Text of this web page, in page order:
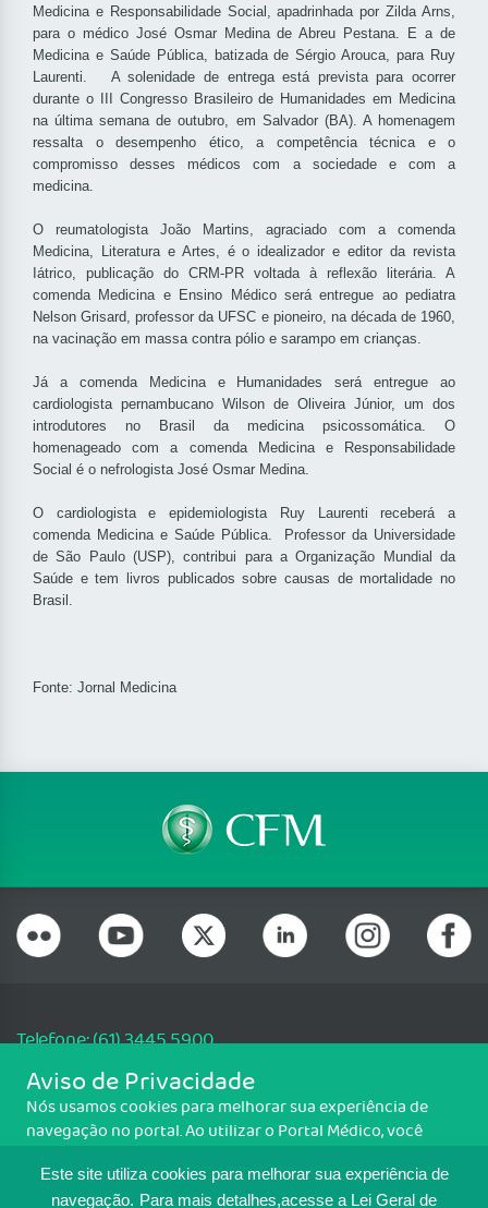
Este site utiliza cookies para melhorar sua experiência de
navegação. Para mais detalhes,acesse a Lei Geral de
Medicina e Responsabilidade Social, apadrinhada por Zilda Arns,
para o médico José Osmar Medina de Abreu Pestana. E a de
Medicina e Saúde Pública, batizada de Sérgio Arouca, para Ruy
Laurenti. A solenidade de entrega está prevista para ocorrer
durante o III Congresso Brasileiro de Humanidades em Medicina
na última semana de outubro, em Salvador (BA). A homenagem
ressalta o desempenho ético, a competência técnica e o
compromisso desses médicos com a sociedade e com a
medicina.
O reumatologista João Martins, agraciado com a comenda
Medicina, Literatura e Artes, é o idealizador e editor da revista
Iátrico, publicação do CRM-PR voltada à reflexão literária. A
comenda Medicina e Ensino Médico será entregue ao pediatra
Nelson Grisard, professor da UFSC e pioneiro, na década de 1960,
na vacinação em massa contra pólio e sarampo em crianças.
Já a comenda Medicina e Humanidades será entregue ao
cardiologista pernambucano Wilson de Oliveira Júnior, um dos
introdutores no Brasil da medicina psicossomática. O
homenageado com a comenda Medicina e Responsabilidade
Social é o nefrologista José Osmar Medina.
O cardiologista e epidemiologista Ruy Laurenti receberá a
comenda Medicina e Saúde Pública. Professor da Universidade
de São Paulo (USP), contribui para a Organização Mundial da
Saúde e tem livros publicados sobre causas de mortalidade no
Brasil.
Fonte: Jornal Medicina
Telefone: (61) 3445 5900
Email: cfm@portalmedico.org.br
SGAS 616, Conjunto D, Lote 115, L2 Sul, Brasília/DF - CEP: 70200-760 -
CNPJ: 33.583.550/0001-30
Aviso de Privacidade
Nós usamos cookies para melhorar sua experiência de
navegação no portal. Ao utilizar o Portal Médico, você
Para ter mais informações sobre como isso é feito, acesse